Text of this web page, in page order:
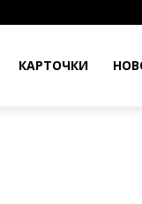
КАРТОЧКИ